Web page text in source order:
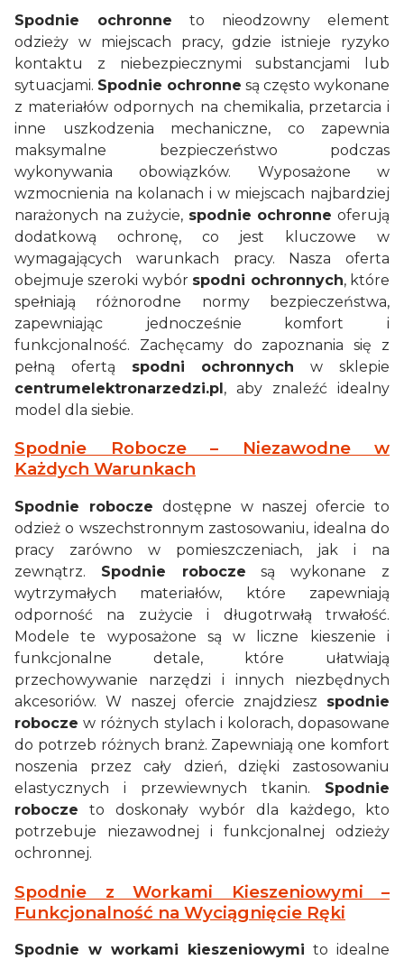
Spodnie ochronne to nieodzowny element
odzieży w miejscach pracy, gdzie istnieje ryzyko
kontaktu z niebezpiecznymi substancjami lub
sytuacjami. Spodnie ochronne są często wykonane
z materiałów odpornych na chemikalia, przetarcia i
inne uszkodzenia mechaniczne, co zapewnia
maksymalne bezpieczeństwo podczas
wykonywania obowiązków. Wyposażone w
wzmocnienia na kolanach i w miejscach najbardziej
narażonych na zużycie, spodnie ochronne oferują
dodatkową ochronę, co jest kluczowe w
wymagających warunkach pracy. Nasza oferta
obejmuje szeroki wybór spodni ochronnych, które
spełniają różnorodne normy bezpieczeństwa,
zapewniając jednocześnie komfort i
funkcjonalność. Zachęcamy do zapoznania się z
pełną ofertą spodni ochronnych w sklepie
centrumelektronarzedzi.pl, aby znaleźć idealny
model dla siebie.
Spodnie Robocze – Niezawodne w
Każdych Warunkach
Spodnie robocze dostępne w naszej ofercie to
odzież o wszechstronnym zastosowaniu, idealna do
pracy zarówno w pomieszczeniach, jak i na
zewnątrz. Spodnie robocze są wykonane z
wytrzymałych materiałów, które zapewniają
odporność na zużycie i długotrwałą trwałość.
Modele te wyposażone są w liczne kieszenie i
funkcjonalne detale, które ułatwiają
przechowywanie narzędzi i innych niezbędnych
akcesoriów. W naszej ofercie znajdziesz spodnie
robocze w różnych stylach i kolorach, dopasowane
do potrzeb różnych branż. Zapewniają one komfort
noszenia przez cały dzień, dzięki zastosowaniu
elastycznych i przewiewnych tkanin. Spodnie
robocze to doskonały wybór dla każdego, kto
potrzebuje niezawodnej i funkcjonalnej odzieży
ochronnej.
Spodnie z Workami Kieszeniowymi –
Funkcjonalność na Wyciągnięcie Ręki
Spodnie w workami kieszeniowymi to idealne